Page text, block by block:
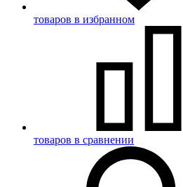
товаров в избранном
товаров в сравнении